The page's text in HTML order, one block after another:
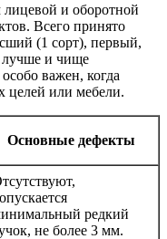
лицевой и оборотной
Всего принято
(1 сорт), первый,
лучше и чище
важен, когда
целей или мебели.
Основные дефекты
редкий
не более 3 мм.